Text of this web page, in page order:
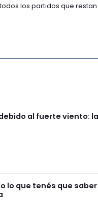
los partidos que
al fuerte viento:
lo que tenés que saber